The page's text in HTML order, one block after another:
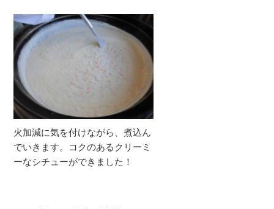
火加減に気を付けながら、煮込ん
でいきます。コクのあるクリーミ
ーなシチューができました！